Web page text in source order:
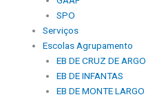
SPO
Serviços
Escolas Agrupamento
EB DE CRUZ DE
EB DE INFANTAS
EB DE MONTE LARGO